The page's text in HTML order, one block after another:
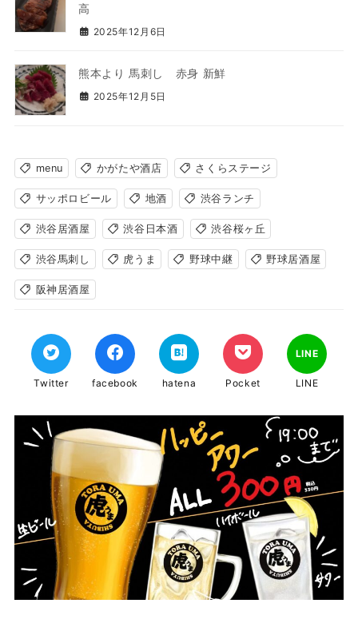
高
2025年12月6日
熊本より 馬刺し 赤身 新鮮
2025年12月5日
menu かがたや酒店 さくらステージ
サッポロビール 地酒 渋谷ランチ
渋谷居酒屋 渋谷日本酒 渋谷桜ヶ丘
渋谷馬刺し 虎うま 野球中継 野球居酒屋
阪神居酒屋
Twitter facebook hatena Pocket
LINE
LINE